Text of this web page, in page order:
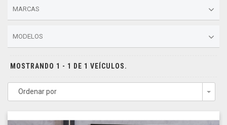
MARCAS
MODELOS
MOSTRANDO 1 - 1 DE 1 VEÍCULOS.
Ordenar por